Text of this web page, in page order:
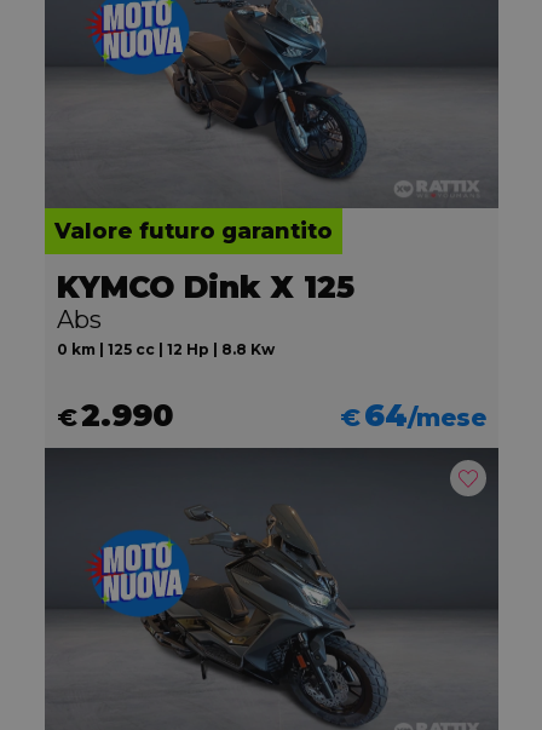
Valore futuro garantito
KYMCO Dink X 125
Abs
0 km | 125 cc | 12 Hp | 8.8 Kw
€2.990 €64/mese